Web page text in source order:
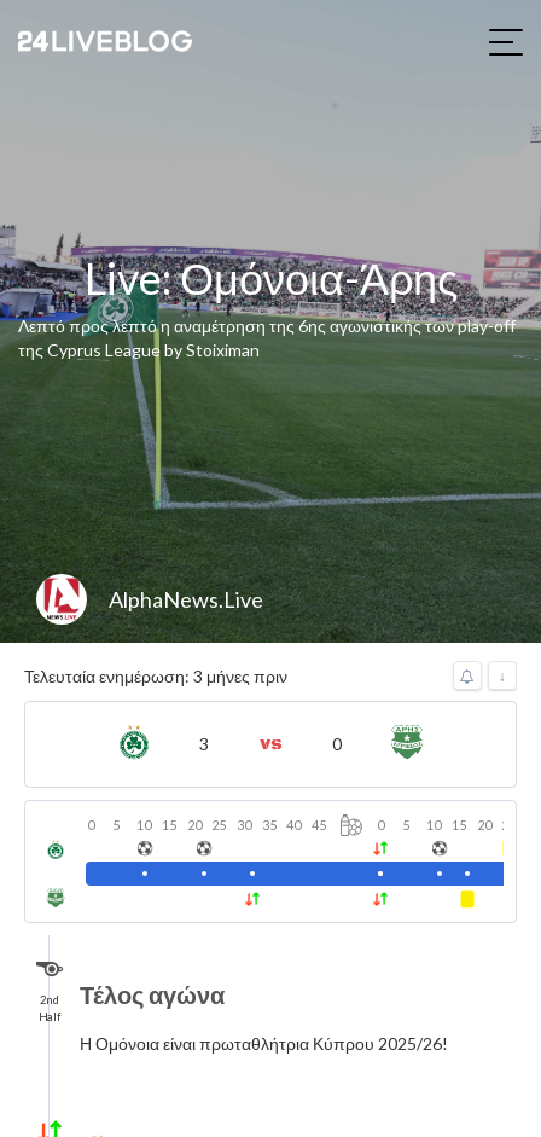
Live: Ομόνοια-Άρης
Λεπτό προς λεπτό η αναμέτρηση της 6ης αγωνιστικής των play-off
της Cyprus League by Stoiximan
AlphaNews.Live
Τελευταία ενημέρωση: 3 μήνες πριν ↓
3 0
0 5 10 15 20 25 30 35 40 45 0 5 10 15 20 25
2nd
Half
Τέλος αγώνα
Η Ομόνοια είναι πρωταθλήτρια Κύπρου 2025/26!